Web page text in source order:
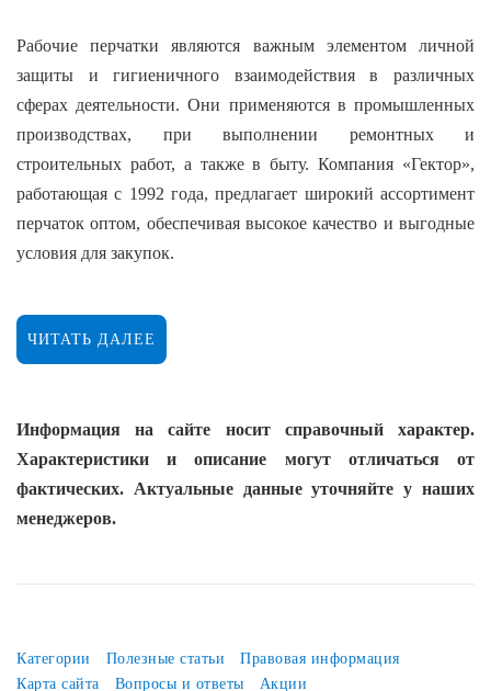
Рабочие перчатки являются важным элементом личной
защиты и гигиеничного взаимодействия в различных
сферах деятельности. Они применяются в промышленных
производствах, при выполнении ремонтных и
строительных работ, а также в быту. Компания «Гектор»,
работающая с 1992 года, предлагает широкий ассортимент
перчаток оптом, обеспечивая высокое качество и выгодные
условия для закупок.
преимуществами:
Основная функция перчаток — защита рук от различных
внешних воздействий. Это может включать защиту от
химических веществ, механических повреждений,
инфекций и загрязнений.
свободы движений. Это важно для выполнения точных и
ЧИТАТЬ ДАЛЕЕ
Информация на сайте носит справочный характер.
Характеристики и описание могут отличаться от
фактических. Актуальные данные уточняйте у наших
менеджеров.
Категории Полезные статьи
Правовая информация
Карта сайта
Вопросы и ответы Акции